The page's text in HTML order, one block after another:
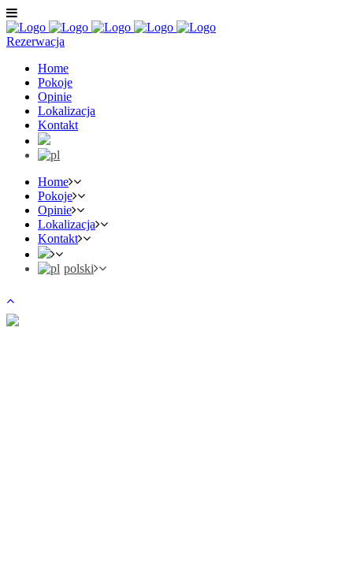
Rezerwacja
Home
Pokoje
Opinie
Lokalizacja
Kontakt
Home
Pokoje
Opinie
Lokalizacja
Kontakt
polski